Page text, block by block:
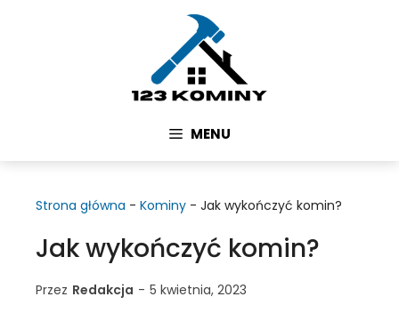
MENU
Strona główna - Kominy - Jak wykończyć komin?
Jak wykończyć komin?
Przez Redakcja - 5 kwietnia, 2023